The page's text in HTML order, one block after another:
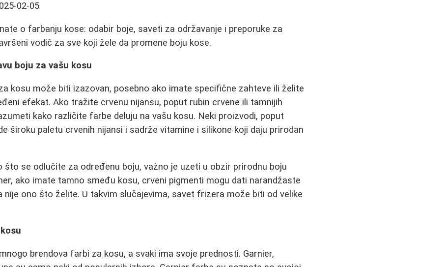
02-05
o farbanju kose: odabir boje, saveti za održavanje i preporuke za
vodič za sve koji žele da promene boju kose.
boju za vašu kosu
kosu može biti izazovan, posebno ako imate specifične zahteve ili želite
efekat. Ako tražite crvenu nijansu, poput rubin crvene ili tamnijih
kako različite farbe deluju na vašu kosu. Neki proizvodi, poput
široku paletu crvenih nijansi i sadrže vitamine i silikone koji daju prirodan
što se odlučite za određenu boju, važno je uzeti u obzir prirodnu boju
ako imate tamno smeđu kosu, crveni pigmenti mogu dati narandžaste
nije ono što želite. U takvim slučajevima, savet frizera može biti od velike
brendova farbi za kosu, a svaki ima svoje prednosti. Garnier,